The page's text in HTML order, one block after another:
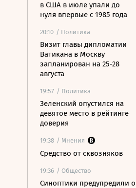
в США в июле упали до
нуля впервые с 1985 года
20:10 / Политика
Визит главы дипломатии
Ватикана в Москву
запланирован на 25-28
августа
19:57 / Политика
Зеленский опустился на
девятое место в рейтинге
доверия
19:38 / Мнения
Средство от сквозняков
19:36 / Общество
Синоптики предупредили о